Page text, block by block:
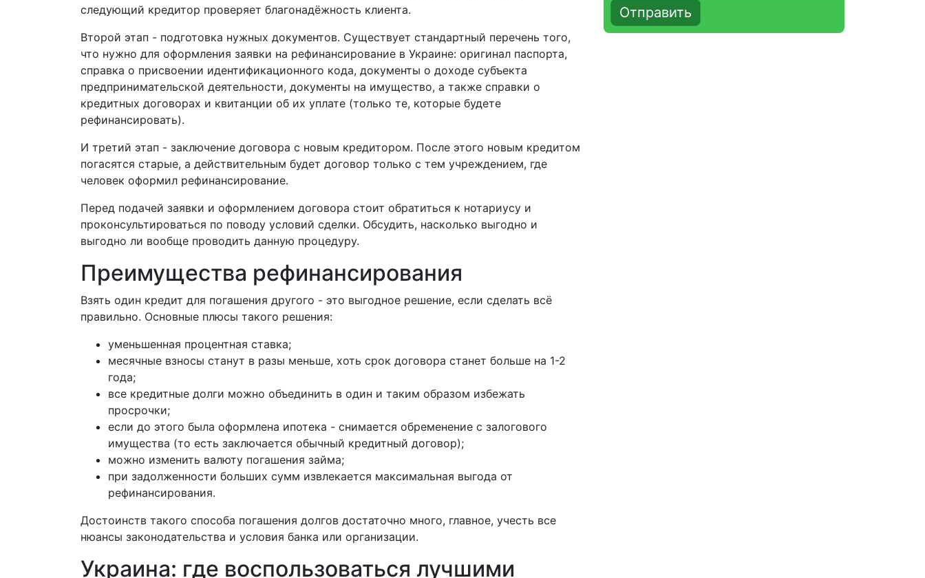
следующий кредитор проверяет благонадёжность клиента.
Второй этап - подготовка нужных документов. Существует стандартный перечень того,
что нужно для оформления заявки на рефинансирование в Украине: оригинал паспорта,
справка о присвоении идентификационного кода, документы о доходе субъекта
предпринимательской деятельности, документы на имущество, а также справки о
кредитных договорах и квитанции об их уплате (только те, которые будете
рефинансировать).
И третий этап - заключение договора с новым кредитором. После этого новым кредитом
погасятся старые, а действительным будет договор только с тем учреждением, где
человек оформил рефинансирование.
Перед подачей заявки и оформлением договора стоит обратиться к нотариусу и
проконсультироваться по поводу условий сделки. Обсудить, насколько выгодно и
выгодно ли вообще проводить данную процедуру.
Преимущества рефинансирования
Взять один кредит для погашения другого - это выгодное решение, если сделать всё
правильно. Основные плюсы такого решения:
уменьшенная процентная ставка;
месячные взносы станут в разы меньше, хоть срок договора станет больше на 1-2
года;
все кредитные долги можно объединить в один и таким образом избежать
просрочки;
если до этого была оформлена ипотека - снимается обременение с залогового
имущества (то есть заключается обычный кредитный договор);
можно изменить валюту погашения займа;
при задолженности больших сумм извлекается максимальная выгода от
рефинансирования.
Достоинств такого способа погашения долгов достаточно много, главное, учесть все
нюансы законодательства и условия банка или организации.
Украина: где воспользоваться лучшими
Отправить